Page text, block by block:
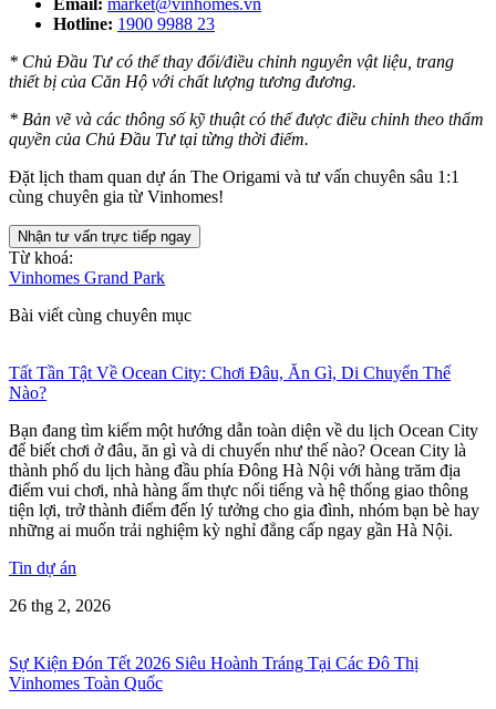
Hotline: 1900 9988 23
* Chủ Đầu Tư có thể thay đổi/điều chỉnh nguyên vật liệu, trang
thiết bị của Căn Hộ với chất lượng tương đương.
* Bản vẽ và các thông số kỹ thuật có thể được điều chỉnh theo thẩm
quyền của Chủ Đầu Tư tại từng thời điểm.
Đặt lịch tham quan dự án The Origami và tư vấn chuyên sâu 1:1
cùng chuyên gia từ Vinhomes!
Nhận tư vấn trực tiếp ngay
Từ khoá:
Vinhomes Grand Park
Bài viết cùng chuyên mục
Tất Tần Tật Về Ocean City: Chơi Đâu, Ăn Gì, Di Chuyển Thế
Nào?
Bạn đang tìm kiếm một hướng dẫn toàn diện về du lịch Ocean City
để biết chơi ở đâu, ăn gì và di chuyển như thế nào? Ocean City là
thành phố du lịch hàng đầu phía Đông Hà Nội với hàng trăm địa
điểm vui chơi, nhà hàng ẩm thực nổi tiếng và hệ thống giao thông
tiện lợi, trở thành điểm đến lý tưởng cho gia đình, nhóm bạn bè hay
những ai muốn trải nghiệm kỳ nghỉ đẳng cấp ngay gần Hà Nội.
Tin dự án
26 thg 2, 2026
Sự Kiện Đón Tết 2026 Siêu Hoành Tráng Tại Các Đô Thị
Vinhomes Toàn Quốc